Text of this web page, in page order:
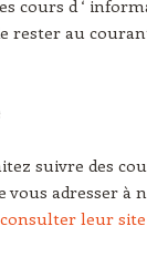
cours d ‘
rester au
suivre des
vous adresser à
leur